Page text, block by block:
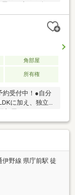
で、南・西向き
良好♪ 夏には高
鑑賞可能です
スペース豊富
可ですので、愛
♪
角部屋
所有権
約受付中！●自分
に加え、独立し
屋、ワークス
タイルに合わせ
衣類を賢く収め
インクローゼッ
やバッグなどを
美しく保つこと
設計 廊下の面
スペースが広く
伊野線 県庁前駅 徒